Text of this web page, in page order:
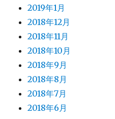
2019年1月
2018年12月
2018年11月
2018年10月
2018年9月
2018年8月
2018年7月
2018年6月